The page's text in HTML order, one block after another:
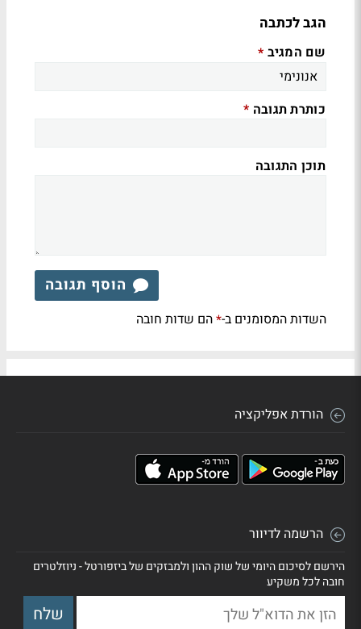
הגב לכתבה
שם המגיב *
כותרת תגובה *
תוכן התגובה
הוסף תגובה
השדות המסומנים ב-*הם שדות חובה
הורדת אפליקציה
הרשמה לדיוור
הירשם לסיכום היומי של שוק ההון ולמבזקים של ביזפורטל - ניוזלטרים
חובה לכל משקיע